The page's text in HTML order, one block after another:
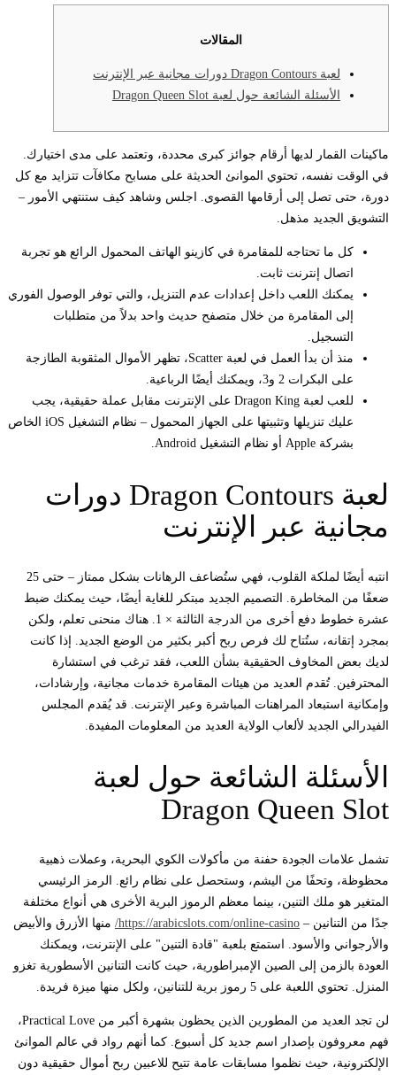
المقالات
لعبة Dragon Contours دورات مجانية عبر الإنترنت
الأسئلة الشائعة حول لعبة Dragon Queen Slot
ماكينات القمار لديها أرقام جوائز كبرى محددة، وتعتمد على مدى اختيارك.
في الوقت نفسه، تحتوي الموانئ الحديثة على مسابح مكافآت تتزايد مع كل
دورة، حتى تصل إلى أرقامها القصوى.
اجلس وشاهد كيف ستنتهي الأمور –
التشويق الجديد مذهل.
كل ما تحتاجه للمقامرة في كازينو الهاتف المحمول الرائع هو تجربة
اتصال إنترنت ثابت.
يمكنك اللعب داخل إعدادات عدم التنزيل، والتي توفر الوصول الفوري
إلى المقامرة من خلال متصفح حديث واحد بدلاً من متطلبات
التسجيل.
منذ أن بدأ العمل في لعبة Scatter، تظهر الأموال المثقوبة الطازجة
على البكرات 2 و3، ويمكنك أيضًا الرباعية.
للعب لعبة Dragon King على الإنترنت مقابل عملة حقيقية، يجب
عليك تنزيلها وتثبيتها على الجهاز المحمول – نظام التشغيل iOS الخاص
بشركة Apple أو نظام التشغيل Android.
لعبة Dragon Contours دورات
مجانية عبر الإنترنت
انتبه أيضًا لملكة القلوب، فهي ستُضاعف الرهانات بشكل ممتاز – حتى 25
ضعفًا من المخاطرة. التصميم الجديد مبتكر للغاية أيضًا، حيث يمكنك ضبط
عشرة خطوط دفع أخرى من الدرجة الثالثة × 1. هناك منحنى تعلم، ولكن
بمجرد إتقانه، ستُتاح لك فرص ربح أكبر بكثير من الوضع الجديد. إذا كانت
لديك بعض المخاوف الحقيقية بشأن اللعب، فقد ترغب في استشارة
المحترفين. تُقدم العديد من هيئات المقامرة خدمات مجانية، وإرشادات،
وإمكانية استبعاد المراهنات المباشرة وعبر الإنترنت. قد يُقدم المجلس
الفيدرالي الجديد لألعاب الولاية العديد من المعلومات المفيدة.
الأسئلة الشائعة حول لعبة
Dragon Queen Slot
تشمل علامات الجودة حفنة من مأكولات الكوي البحرية، وعملات ذهبية
محظوظة، وتحفًا من اليشم، وستحصل على نظام رائع. الرمز الرئيسي
المتغير هو ملك التنين، بينما معظم الرموز البرية الأخرى هي أنواع مختلفة
جدًا من التنانين – https://arabicslots.com/online-casino/ منها الأزرق والأبيض
والأرجواني والأسود. استمتع بلعبة "قادة التنين" على الإنترنت، ويمكنك
العودة بالزمن إلى الصين الإمبراطورية، حيث كانت التنانين الأسطورية تغزو
المنزل. تحتوي اللعبة على 5 رموز برية للتنانين، ولكل منها ميزة فريدة.
لن تجد العديد من المطورين الذين يحظون بشهرة أكبر من Practical Love،
فهم معروفون بإصدار اسم جديد كل أسبوع. كما أنهم رواد في عالم الموانئ
الإلكترونية، حيث نظموا مسابقات عامة تتيح للاعبين ربح أموال حقيقية دون